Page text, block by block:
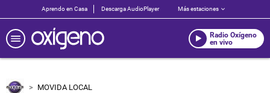
Aprendo en Casa Descarga AudioPlayer Más estaciones
Radio Oxígeno
en vivo
MOVIDA LOCAL